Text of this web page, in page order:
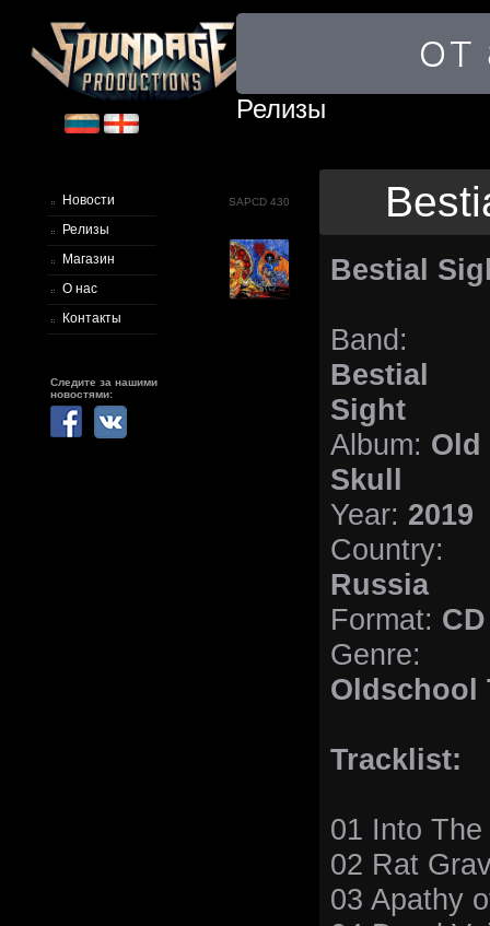
Новости
Релизы
Магазин
О нас
Контакты
Следите за нашими
новостями:
Релизы
SAPCD 430
Bestial
Band:
Bestial
Sight
Album: Old
Skull
Year: 2019
Country:
Russia
Format: CD
Genre:
Oldschool
Tracklist:
01 Into The
02 Rat
03 Apathy